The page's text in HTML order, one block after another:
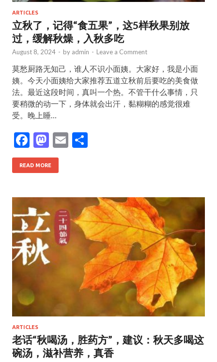
ARTICLES
立秋了，记得“食五果”，这5样秋果别放
过，缓解秋燥，入秋多吃
August 8, 2024 - by admin - Leave a Comment
莫愁厨路无知己，谁人不识小面姨。大家好，我是小面
姨。今天小面姨给大家推荐五道立秋前后要吃的美食做
法。最近这段时间，真叫一个热。不管干什么事情，只
要稍微的动一下，身体就会出汗，黏糊糊的感觉很难
受。晚上睡…
F
ac
e
o
o
k
M
as
to
o
n
E
READ MORE
ARTICLES
老话“秋喝汤，胜药方”，建议：秋天多喝这
碗汤，滋补营养，真香